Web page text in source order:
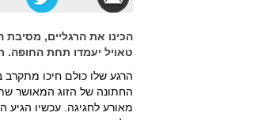
הכינו את הרגליים,
טאויל יעמדו תחת החופה.
הרגע שלו כולם חיכו
החתונה של הזוג המאושר
מאורע לחגיגה. עכשיו הגיע